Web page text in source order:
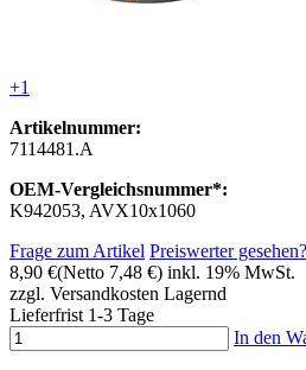
+1
Artikelnummer:
7114481.A
OEM-Vergleichsnummer*:
K942053, AVX10x1060
Frage zum Artikel Preiswerter gesehen?
8,90 €(Netto 7,48 €) inkl. 19% MwSt.
zzgl. Versandkosten Lagernd
Lieferfrist 1-3 Tage
In den